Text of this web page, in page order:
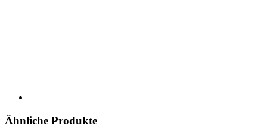
Ähnliche Produkte